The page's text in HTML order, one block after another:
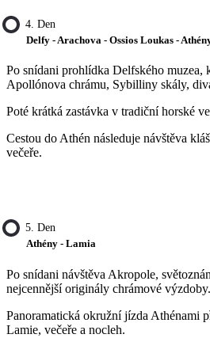
4. Den
Delfy - Arachova - Ossios Loukas -
Po snídani prohlídka Delfského muzea,
Apollónova chrámu, Sybilliny skály,
Poté krátká zastávka v tradiční horské
Cestou do Athén následuje návštěva
večeře.
5. Den
Athény - Lamia
Po snídani návštěva Akropole,
nejcennější originály chrámové výzdoby.
Panoramatická okružní jízda Athénami
Lamie, večeře a nocleh.